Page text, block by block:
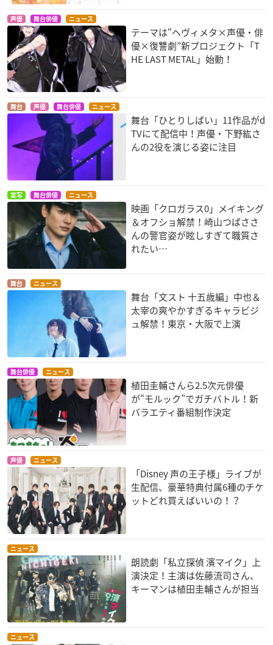
声優 舞台俳優 ニュース
テーマは“ヘヴィメタ×声優・俳
優×復讐劇”新プロジェクト「T
HE LAST METAL」始動！
舞台 声優 舞台俳優 ニュース
舞台「ひとりしばい」11作品がd
TVにて配信中！声優・下野紘さ
んの2役を演じる姿に注目
実写 舞台俳優 ニュース
映画「クロガラス0」メイキング
＆オフショ解禁！崎山つばささ
んの警官姿が眩しすぎて職質さ
れたい…
舞台 ニュース
舞台「文スト 十五歳編」中也＆
太宰の爽やかすぎるキャラビジ
ュ解禁！東京・大阪で上演
舞台俳優 ニュース
植田圭輔さんら2.5次元俳優
が“モルック”でガチバトル！新
バラエティ番組制作決定
声優 ニュース
「Disney 声の王子様」ライブが
生配信、豪華特典付属6種のチケ
ットどれ買えばいいの！？
ニュース
朗読劇「私立探偵 濱マイク」上
演決定！主演は佐藤流司さん、
キーマンは植田圭輔さんが担当
ニュース